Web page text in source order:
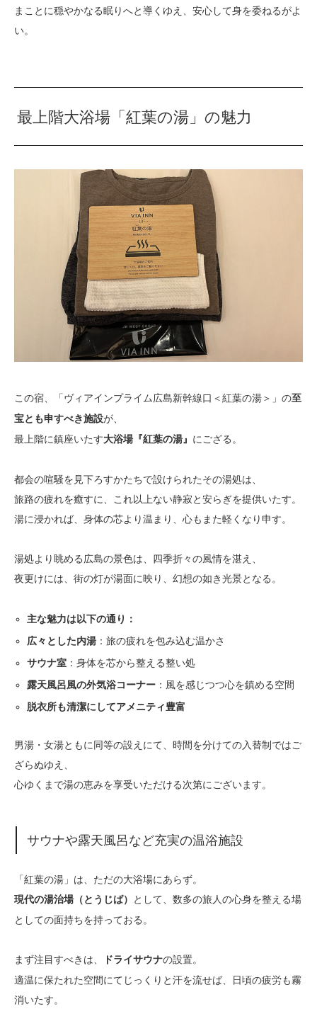
まことに穏やかなる眠りへと導くゆえ、安心して身を委ねるがよ
い。
最上階大浴場「紅葉の湯」の魅力
この宿、「ヴィアインプライム広島新幹線口＜紅葉の湯＞」の至
宝とも申すべき施設が、
最上階に鎮座いたす大浴場『紅葉の湯』 にござる。
都会の喧騒を見下ろすかたちで設けられたその湯処は、
旅路の疲れを癒すに、これ以上ない静寂と安らぎを提供いたす。
湯に浸かれば、身体の芯より温まり、心もまた軽くなり申す。
湯処より眺める広島の景色は、四季折々の風情を湛え、
夜更けには、街の灯が湯面に映り、幻想の如き光景となる。
主な魅力は以下の通り：
広々とした内湯 ：旅の疲れを包み込む温かさ
サウナ室 ：身体を芯から整える整い処
露天風呂風の外気浴コーナー ：風を感じつつ心を鎮める空間
脱衣所も清潔にしてアメニティ豊富
男湯・女湯ともに同等の設えにて、時間を分けての入替制ではご
ざらぬゆえ、
心ゆくまで湯の恵みを享受いただける次第にございます。
サウナや露天風呂など充実の温浴施設
「紅葉の湯」は、ただの大浴場にあらず。
現代の湯治場（とうじば）
として、数多の旅人の心身を整える場
としての面持ちを持っておる。
まず注目すべきは、 ドライサウナの設置。
適温に保たれた空間にてじっくりと汗を流せば、日頃の疲労も霧
消いたす。